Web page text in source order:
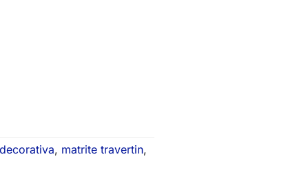
, matrite travertin,